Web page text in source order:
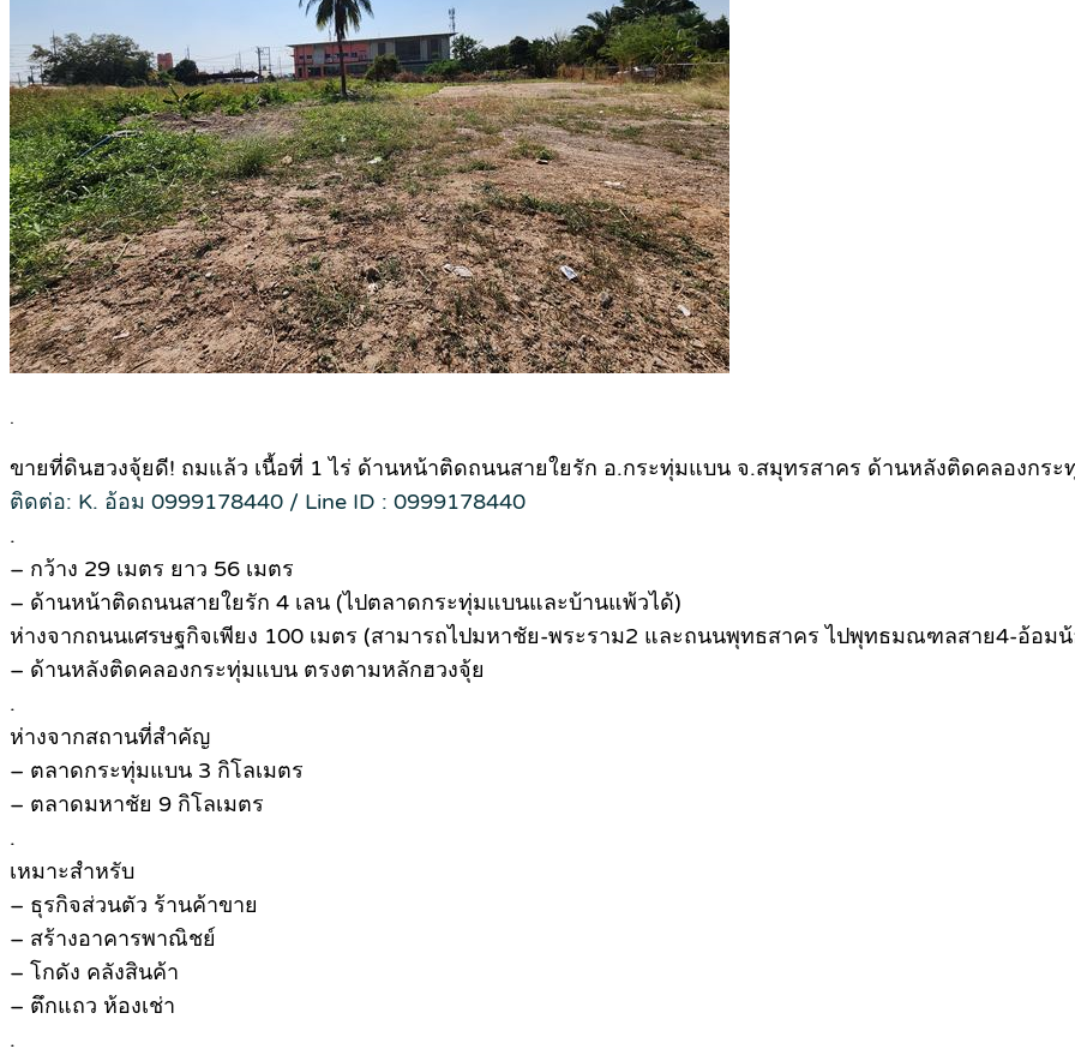
.
ขายที่ดินฮวงจุ้ยดี! ถมแล้ว เนื้อที่ 1 ไร่ ด้านหน้าติดถนนสายใยรัก อ.กระทุ่มแบน จ.สมุทรสาคร ด้านหลังติดคลองกระ
ติดต่อ: K. อ้อม 0999178440 / Line ID : 0999178440
.
– กว้าง 29 เมตร ยาว 56 เมตร
– ด้านหน้าติดถนนสายใยรัก 4 เลน (ไปตลาดกระทุ่มแบนและบ้านแพ้วได้)
ห่างจากถนนเศรษฐกิจเพียง 100 เมตร (สามารถไปมหาชัย-พระราม2 และถนนพุทธสาคร ไปพุทธมณฑลสาย4-อ้อม
– ด้านหลังติดคลองกระทุ่มแบน ตรงตามหลักฮวงจุ้ย
.
ห่างจากสถานที่สำคัญ
– ตลาดกระทุ่มแบน 3 กิโลเมตร
– ตลาดมหาชัย 9 กิโลเมตร
.
เหมาะสำหรับ
– ธุรกิจส่วนตัว ร้านค้าขาย
– สร้างอาคารพาณิชย์
– โกดัง คลังสินค้า
– ตึกแถว ห้องเช่า
.